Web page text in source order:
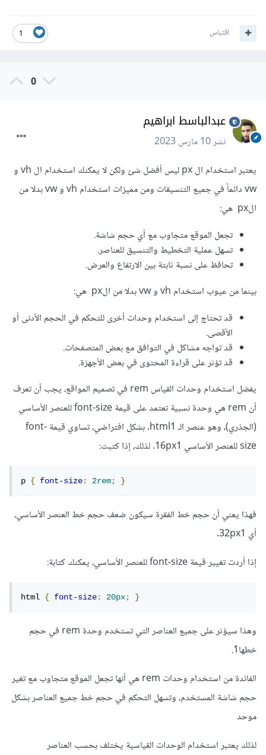
1 اقتباس
0
عبدالباسط ابراهيم
نشر10 مارس 2023
يعتبر استخدام ال px ليس أفضل شئ ولكن لا يمكنك استخدام ال vh و
vw دائماً في جميع التنسيقات ومن مميزات استخدام vh و vw بدلا من
الpx هي:
تجعل الموقع متجاوب مع أي حجم شاشة.
تسهل عملية التخطيط والتنسيق للعناصر.
تحافظ على نسبة ثابتة بين الارتفاع والعرض.
بينما من عيوب استخدام vh و vw بدلا من الpx هي:
قد تحتاج إلى استخدام وحدات أخرى للتحكم في الحجم الأدنى أو
الأقصى.
قد تواجه مشاكل في التوافق مع بعض المتصفحات.
قد تؤثر على قراءة المحتوى في بعض الأجهزة.
يفضل استخدام وحدات القياس rem في تصميم المواقع، يجب أن تعرف
أن rem هي وحدة نسبية تعتمد على قيمة font-size للعنصر الأساسي
(الجذري)، وهو عنصر الـ html1. بشكل افتراضي، تساوي قيمة font-
size للعنصر الأساسي 16px1. لذلك، إذا كتبت:
p { font-size: 2rem; }
فهذا يعني أن حجم خط الفقرة سيكون ضعف حجم خط العنصر الأساسي،
أي 32px1.
إذا أردت تغيير قيمة font-size للعنصر الأساسي، يمكنك كتابة:
html { font-size: 20px; }
وهذا سيؤثر على جميع العناصر التي تستخدم وحدة rem في حجم
خطها1.
الفائدة من استخدام وحدات rem هي أنها تجعل الموقع متجاوب مع تغير
حجم شاشة المستخدم، وتسهل التحكم في حجم خط جميع العناصر بشكل
موحد
لذلك يعتبر استخدام الوحدات القياسية يختلف بحسب العناصر